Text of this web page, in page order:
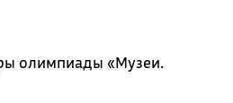
олимпиады «Музеи.